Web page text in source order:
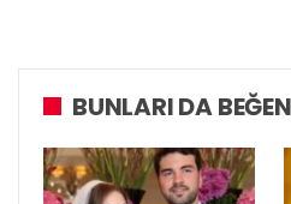
BUNLARI DA